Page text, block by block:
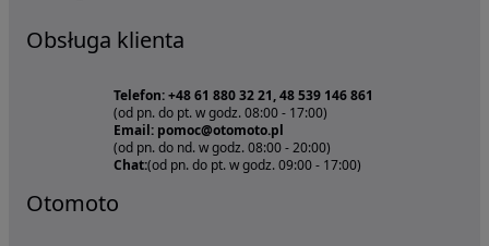
Obsługa klienta
Telefon: +48 61 880 32 21, 48 539 146 861
(od pn. do pt. w godz. 08:00 - 17:00)
Email: pomoc@otomoto.pl
(od pn. do nd. w godz. 08:00 - 20:00)
Chat:(od pn. do pt. w godz. 09:00 - 17:00)
Otomoto